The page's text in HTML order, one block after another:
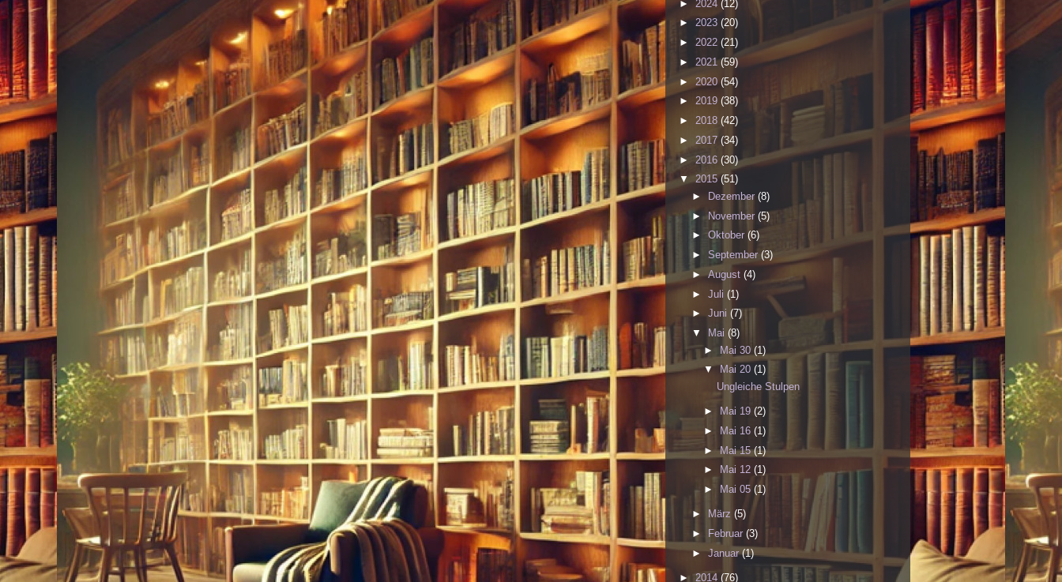
► 2024 (12)
► 2023 (20)
► 2022 (21)
► 2021(59)
► 2020 (54)
► 2019 (38)
► 2018 (42)
► 2017 (34)
► 2016 (30)
▼ 2015(51)
►
Dezember (8)
► November (5)
► Oktober (6)
► September (3)
►August (4)
► Juli (1)
► Juni (7)
▼
Mai (8)
► Mai 30(1)
▼ Mai 20(1)
Ungleiche Stulpen
► Mai 19(2)
►
Mai 16(1)
►Mai 15(1)
►
Mai 12(1)
►
Mai 05(1)
► März (5)
►
Februar (3)
►Januar(1)
► 2014 (76)